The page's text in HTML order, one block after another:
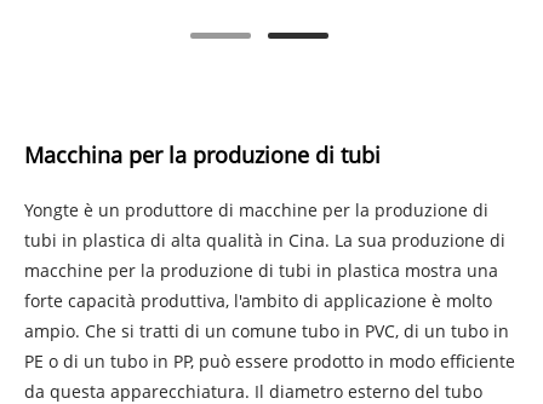
Macchina per la produzione di tubi
Yongte è un produttore di macchine per la produzione di
tubi in plastica di alta qualità in Cina. La sua produzione di
macchine per la produzione di tubi in plastica mostra una
forte capacità produttiva, l'ambito di applicazione è molto
ampio. Che si tratti di un comune tubo in PVC, di un tubo in
PE o di un tubo in PP, può essere prodotto in modo efficiente
da questa apparecchiatura. Il diametro esterno del tubo